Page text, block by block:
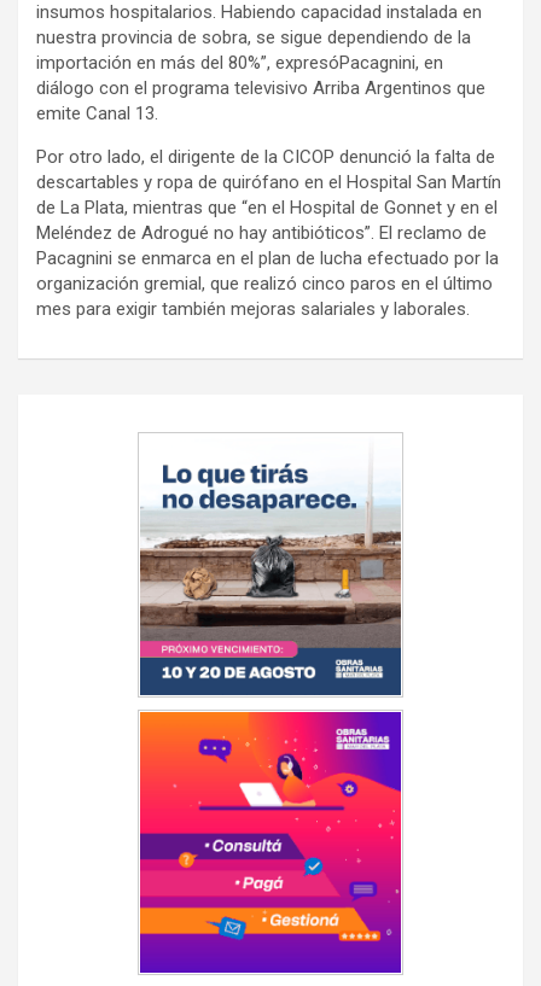
insumos hospitalarios. Habiendo capacidad instalada en
nuestra provincia de sobra, se sigue dependiendo de la
importación en más del 80%”, expresóPacagnini, en
diálogo con el programa televisivo Arriba Argentinos que
emite Canal 13.
Por otro lado, el dirigente de la CICOP denunció la falta de
descartables y ropa de quirófano en el Hospital San Martín
de La Plata, mientras que “en el Hospital de Gonnet y en el
Meléndez de Adrogué no hay antibióticos”. El reclamo de
Pacagnini se enmarca en el plan de lucha efectuado por la
organización gremial, que realizó cinco paros en el último
mes para exigir también mejoras salariales y laborales.